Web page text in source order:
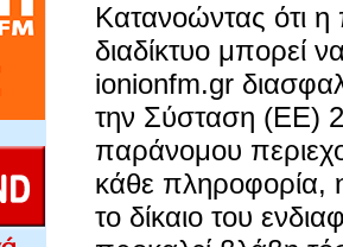
Κατανοώντας ότι
διαδίκτυο μπορεί
ionionfm.gr
την Σύσταση (ΕΕ)
παράνομου
κάθε πληροφορία,
το δίκαιο του